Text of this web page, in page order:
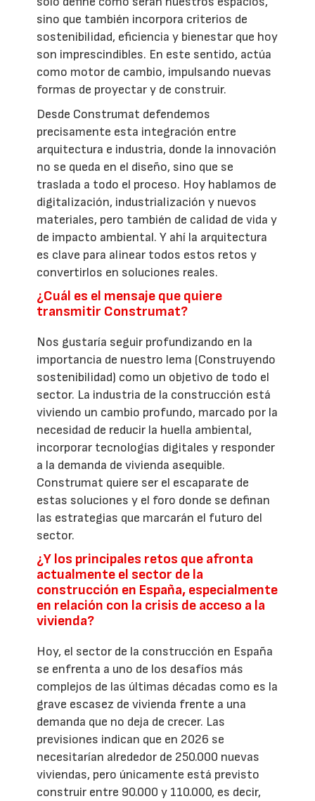
sino que también incorpora criterios de
sostenibilidad, eficiencia y bienestar que hoy
son imprescindibles. En este sentido, actúa
como motor de cambio, impulsando nuevas
formas de proyectar y de construir.
Desde Construmat defendemos
precisamente esta integración entre
arquitectura e industria, donde la innovación
no se queda en el diseño, sino que se
traslada a todo el proceso. Hoy hablamos de
digitalización, industrialización y nuevos
materiales, pero también de calidad de vida y
de impacto ambiental. Y ahí la arquitectura
es clave para alinear todos estos retos y
convertirlos en soluciones reales.
¿Cuál es el mensaje que quiere
transmitir Construmat?
Nos gustaría seguir profundizando en la
importancia de nuestro lema (Construyendo
sostenibilidad) como un objetivo de todo el
sector. La industria de la construcción está
viviendo un cambio profundo, marcado por la
necesidad de reducir la huella ambiental,
incorporar tecnologías digitales y responder
a la demanda de vivienda asequible.
Construmat quiere ser el escaparate de
estas soluciones y el foro donde se definan
las estrategias que marcarán el futuro del
sector.
¿Y los principales retos que afronta
actualmente el sector de la
construcción en España, especialmente
en relación con la crisis de acceso a la
vivienda?
Hoy, el sector de la construcción en España
se enfrenta a uno de los desafíos más
complejos de las últimas décadas como es la
grave escasez de vivienda frente a una
demanda que no deja de crecer. Las
previsiones indican que en 2026 se
necesitarían alrededor de 250.000 nuevas
viviendas, pero únicamente está previsto
construir entre 90.000 y 110.000, es decir,